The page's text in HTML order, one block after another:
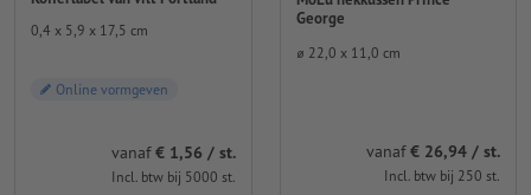
0,4 x 5,9 x 17,5 cm
Online vormgeven
vanaf€ 1,56 / st.
Incl. btw bij 5000 st.
George
⌀ 22,0 x 11,0 cm
vanaf€ 26,94 / st.
Incl. btw bij 250 st.